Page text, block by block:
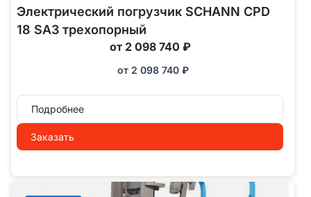
Электрический погрузчик SCHANN CPD
18 SA3 трехопорный
от 2 098 740 ₽
от 2 098 740 ₽
Подробнее
Заказать